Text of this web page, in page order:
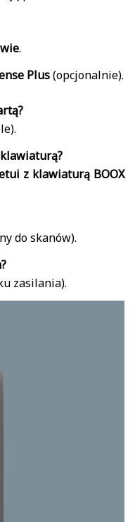
.
Plus(opcjonalnie).
klawiaturą?
z klawiaturą BOOX
do skanów).
zasilania).